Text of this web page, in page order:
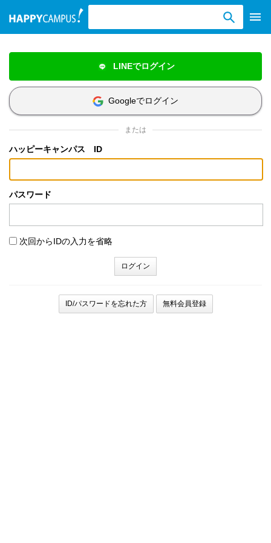
LINEでログイン
Googleでログイン
または
ハッピーキャンパス ID
パスワード
次回からIDの入力を省略
ID/パスワードを忘れた方 無料会員登録